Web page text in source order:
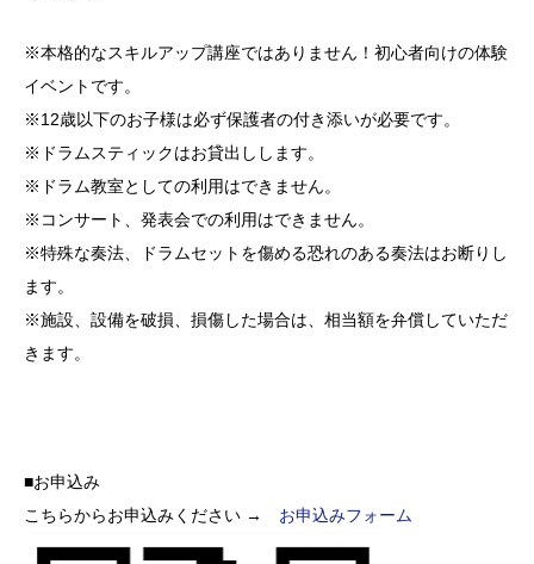
※本格的なスキルアップ講座ではありません！初心者向けの体験
イベントです。
※12歳以下のお子様は必ず保護者の付き添いが必要です。
※ドラムスティックはお貸出しします。
※ドラム教室としての利用はできません。
※コンサート、発表会での利用はできません。
※特殊な奏法、ドラムセットを傷める恐れのある奏法はお断りし
ます。
※施設、設備を破損、損傷した場合は、相当額を弁償していただ
きます。
■お申込み
こちらからお申込みください → お申込みフォーム